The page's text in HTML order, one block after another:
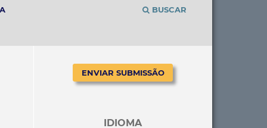
BUSCAR
ENVIAR SUBMISSÃO
IDIOMA